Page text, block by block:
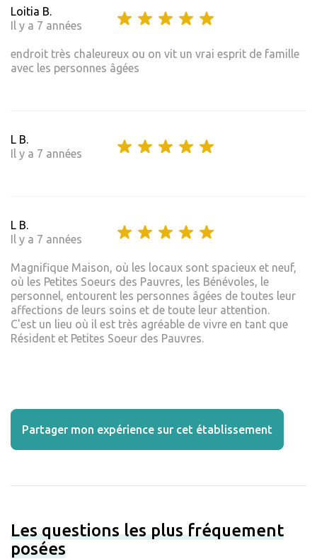
Loitia B.
Il y a 7 années
endroit très chaleureux ou on vit un vrai esprit de famille
avec les personnes âgées
L B.
Il y a 7 années
L B.
Il y a 7 années
Magnifique Maison, où les locaux sont spacieux et neuf,
où les Petites Soeurs des Pauvres, les Bénévoles, le
personnel, entourent les personnes âgées de toutes leur
affections de leurs soins et de toute leur attention.
C'est un lieu où il est très agréable de vivre en tant que
Résident et Petites Soeur des Pauvres.
Partager mon expérience sur cet établissement
Les questions les plus fréquement
posées